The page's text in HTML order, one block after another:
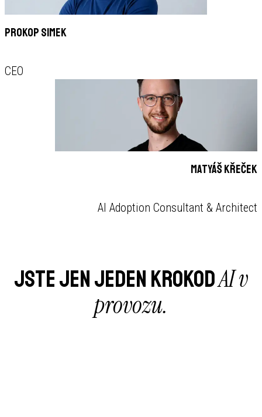
Prokop Simek
CEO
Matyáš Křeček
AI Adoption Consultant & Architect
JSTE JEN JEDEN KROKODAI v
provozu.